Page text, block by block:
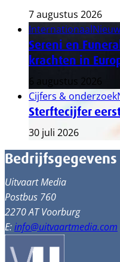
7 augustus 2026
Internationaal
Sereni en
krachten in
6 augustus 2026
Cijfers & onderzoek
Sterftecijfer
30 juli 2026
Bedrijfsgegevens
Uitvaart Media
Postbus 760
2270 AT Voorburg
E:info@uitvaartmedia.com